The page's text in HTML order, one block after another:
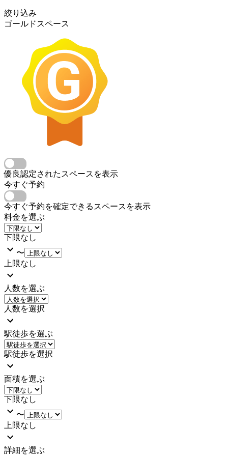
絞り込み
ゴールドスペース
優良認定されたスペースを表示
今すぐ予約
今すぐ予約を確定できるスペースを表示
料金を選ぶ
下限なし
〜
上限なし
人数を選ぶ
人数を選択
駅徒歩を選ぶ
駅徒歩を選択
面積を選ぶ
下限なし
〜
上限なし
詳細を選ぶ